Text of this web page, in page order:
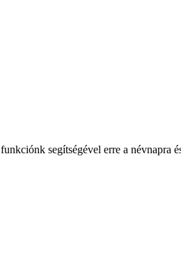
funkciónk segítségével erre a névnapra